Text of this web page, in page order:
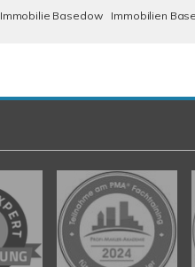
Immobilie Basedow Immobilien